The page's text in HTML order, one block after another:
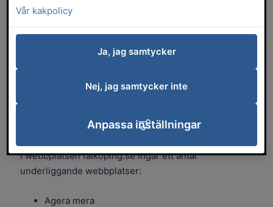
webbplatsen. Vi vill att så många som
möjligt ska kunna använda webbplatsen.
lagen om tillgänglighet till digital offentlig
tillgänglighetsproblem och hur du kan
åtgärda dem.
I webbplatsen falkoping.se ingår ett antal
underliggande webbplatser:
Agera mera
Vår kakpolicy
Ja, jag samtycker
Nej, jag samtycker inte
Anpassa inställningar